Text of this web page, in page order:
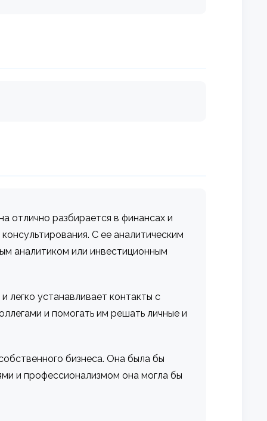
отлично разбирается в финансах и
С ее аналитическим
аналитиком или инвестиционным
устанавливает контакты с
и помогать им решать личные и
бизнеса. Она была бы
и профессионализмом она могла бы